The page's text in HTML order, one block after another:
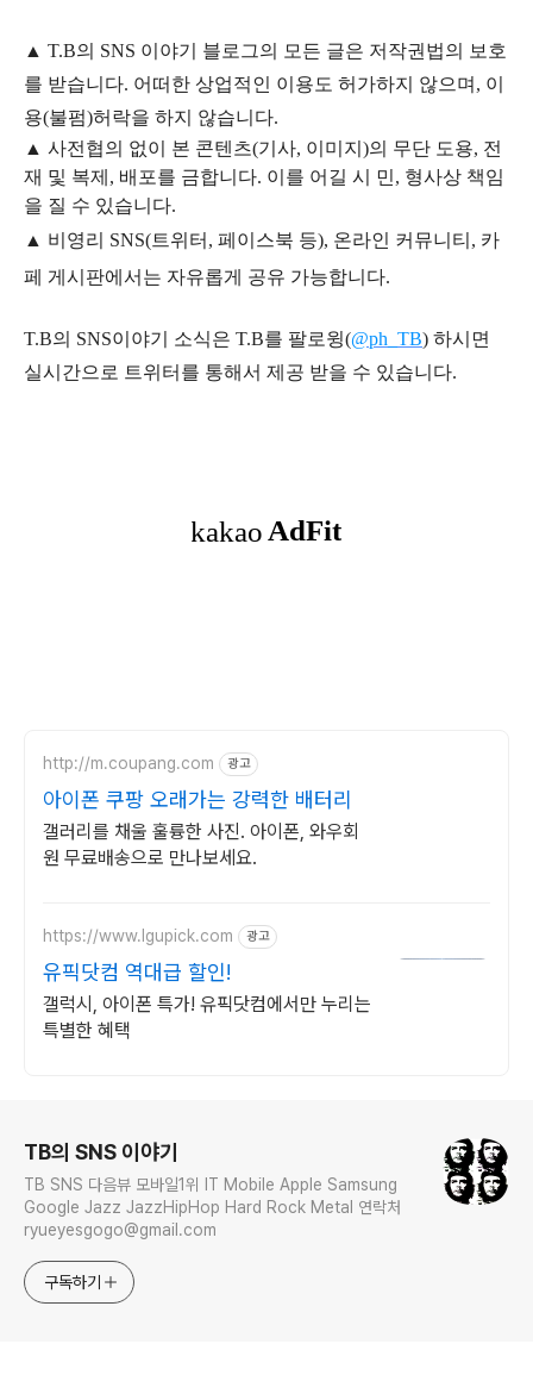
▲ T.B의 SNS 이야기 블 로그의 모든 글은 저작권법의 보호
를 받습니다. 어떠한 상업적인 이용도 허가하지 않으며, 이
용(불펌)허락을 하지 않습니다.
▲ 사전협의 없이 본 콘텐츠(기사, 이미지)의 무단 도용, 전
재 및 복제, 배포를 금합니다. 이를 어길 시 민, 형사상 책임
을 질 수 있습니다.
▲ 비영리 SNS(트위터, 페이스북 등), 온라인 커뮤니티, 카
페 게시판에서는 자유롭게 공유 가능합니다.
T.B의 SNS이야기 소식은 T.B를 팔로윙(@ph_TB) 하시면
실시간으로 트위터를 통해서 제공 받을 수 있습니다.
http://m.coupang.com 광고
아이폰 쿠팡 오래가는 강력한 배터리
갤러리를 채울 훌륭한 사진. 아이폰, 와우회
원 무료배송으로 만나보세요.
https://www.lgupick.com 광고
유픽닷컴 역대급 할인!
갤럭시, 아이폰 특가! 유픽닷컴에서만 누리는
특별한 혜택
TB의 SNS 이야기
TB SNS 다음뷰 모바일1위 IT Mobile Apple Samsung
Google Jazz JazzHipHop Hard Rock Metal 연락처
ryueyesgogo@gmail.com
구독하기